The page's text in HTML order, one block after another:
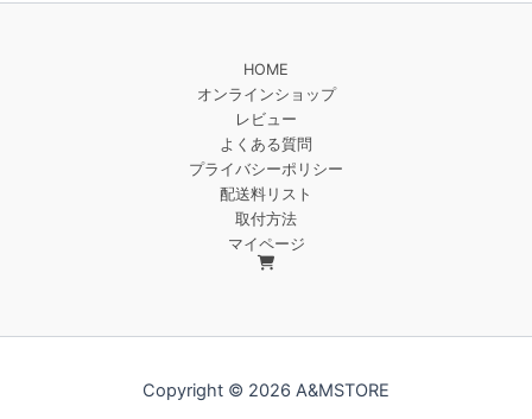
HOME
オンラインショップ
レビュー
よくある質問
プライバシーポリシー
配送料リスト
取付方法
マイページ
Copyright © 2026 A&MSTORE